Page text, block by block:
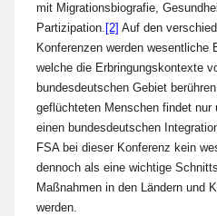
mit Migrationsbiografie,
Partizipation. [2] Auf den
Konferenzen werden wesentliche
welche die Erbringungskontexte
bundesdeutschen Gebiet
geflüchteten Menschen findet nur
einen bundesdeutschen
FSA bei dieser Konferenz kein
dennoch als eine wichtige
Maßnahmen in den Ländern und
werden.